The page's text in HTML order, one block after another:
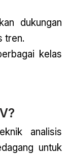
dukungan
tren.
kelas
analisis
untuk